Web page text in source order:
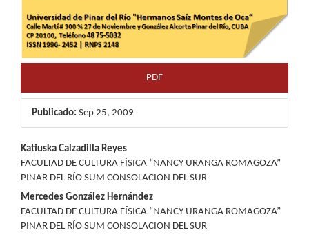
PDF
Publicado: Sep 25, 2009
Contenido
principal
del
artículo
Katiuska Calzadilla Reyes
FACULTAD DE CULTURA FÍSICA “NANCY URANGA ROMAGOZA”
PINAR DEL RÍO SUM CONSOLACION DEL SUR
Mercedes González Hernández
FACULTAD DE CULTURA FÍSICA “NANCY URANGA ROMAGOZA”
PINAR DEL RÍO SUM CONSOLACION DEL SUR